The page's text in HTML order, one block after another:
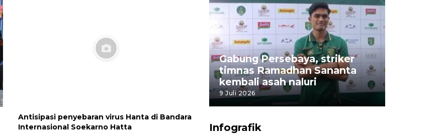
Antisipasi penyebaran virus Hanta di Bandara
Internasional Soekarno Hatta
Gabung Persebaya, striker
timnas Ramadhan Sananta
kembali asah naluri
9 Juli 2026
Infografik